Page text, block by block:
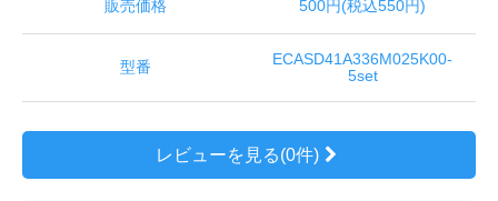
販売価格 500円(税込550円)
型番
ECASD41A336M025K00-
5set
レビューを見る(0件)